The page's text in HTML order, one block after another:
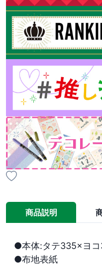
商品説明
●本体:タテ335×ヨ
●布地表紙